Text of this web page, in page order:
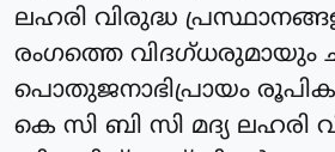
ലഹരി വിരുദ്ധ
രംഗത്തെ വിദഗ്ധരുമായും
പൊതുജനാഭിപ്രായം
കെ സി ബി സി മദ്യ ലഹരി